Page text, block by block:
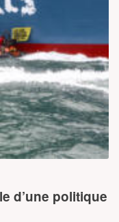
d’une politique